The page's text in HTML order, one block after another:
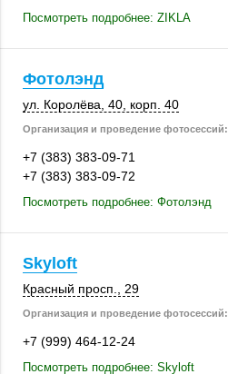
Посмотреть подробнее: ZIKLA
Фотолэнд
ул. Королёва, 40 корп. 40
Организация и проведение фотосессий:
+7 (383) 383-09-71
+7 (383) 383-09-72
Посмотреть подробнее: Фотолэнд
Skyloft
Красный просп., 29
Организация и проведение фотосессий:
+7 (999) 464-12-24
Посмотреть подробнее: Skyloft